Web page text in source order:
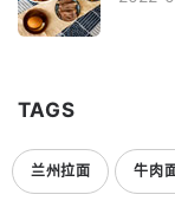
TAGS
兰州拉面 牛肉